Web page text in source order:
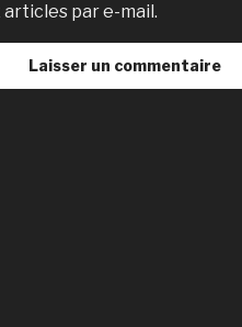
par e-mail.